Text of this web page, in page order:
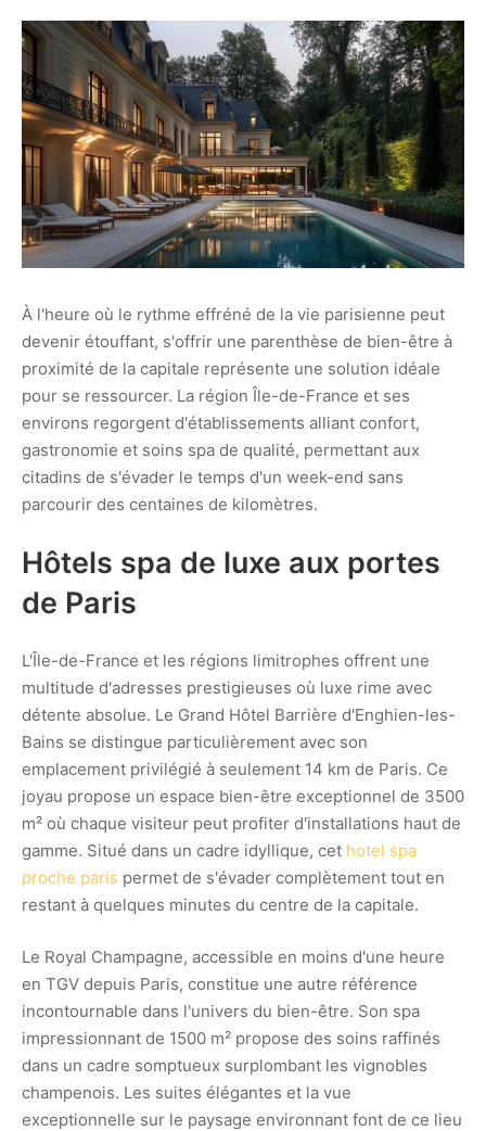
À l'heure où le rythme effréné de la vie parisienne peut
devenir étouffant, s'offrir une parenthèse de bien-être à
proximité de la capitale représente une solution idéale
pour se ressourcer. La région Île-de-France et ses
environs regorgent d'établissements alliant confort,
gastronomie et soins spa de qualité, permettant aux
citadins de s'évader le temps d'un week-end sans
parcourir des centaines de kilomètres.
Hôtels spa de luxe aux portes
de Paris
L'Île-de-France et les régions limitrophes offrent une
multitude d'adresses prestigieuses où luxe rime avec
détente absolue. Le Grand Hôtel Barrière d'Enghien-les-
Bains se distingue particulièrement avec son
emplacement privilégié à seulement 14 km de Paris. Ce
joyau propose un espace bien-être exceptionnel de 3500
m² où chaque visiteur peut profiter d'installations haut de
gamme. Situé dans un cadre idyllique, cet hotel spa
proche paris permet de s'évader complètement tout en
restant à quelques minutes du centre de la capitale.
Le Royal Champagne, accessible en moins d'une heure
en TGV depuis Paris, constitue une autre référence
incontournable dans l'univers du bien-être. Son spa
impressionnant de 1500 m² propose des soins raffinés
dans un cadre somptueux surplombant les vignobles
champenois. Les suites élégantes et la vue
exceptionnelle sur le paysage environnant font de ce lieu